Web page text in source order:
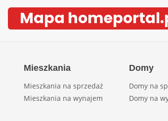
Mapa
Mieszkania
Mieszkania na sprzedaż
Mieszkania na wynajem
Domy
Domy na
Domy na